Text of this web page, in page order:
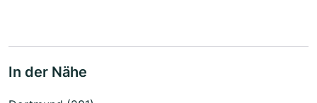
In der Nähe